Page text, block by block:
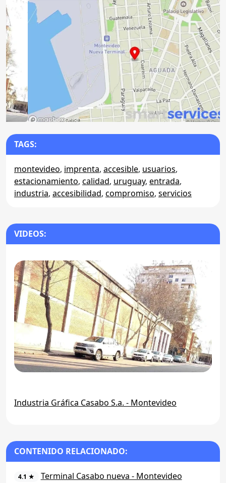
Anterior
TAGS:
montevideo, imprenta, accesible, usuarios,
estacionamiento, calidad, uruguay, entrada,
industria, accesibilidad, compromiso, servicios
VIDEOS:
Industria Gráfica Casabo S.a. - Montevideo
CONTENIDO RELACIONADO:
4.1 ★ Terminal Casabo nueva - Montevideo